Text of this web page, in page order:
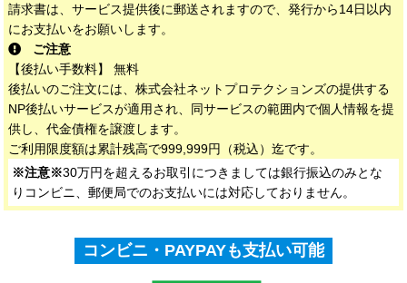
請求書は、サービス提供後に郵送されますので、発行から14日以内
にお支払いをお願いします。
ご注意
【後払い手数料】 無料
後払いのご注文には、株式会社ネットプロテクションズの提供する
NP後払いサービスが適用され、同サービスの範囲内で個人情報を提
供し、代金債権を譲渡します。
ご利用限度額は累計残高で999,999円（税込）迄です。
※注意※30万円を超えるお取引につきましては銀行振込のみとな
りコンビニ、郵便局でのお支払いには対応しておりません。
コンビニ・PAYPAYも支払い可能